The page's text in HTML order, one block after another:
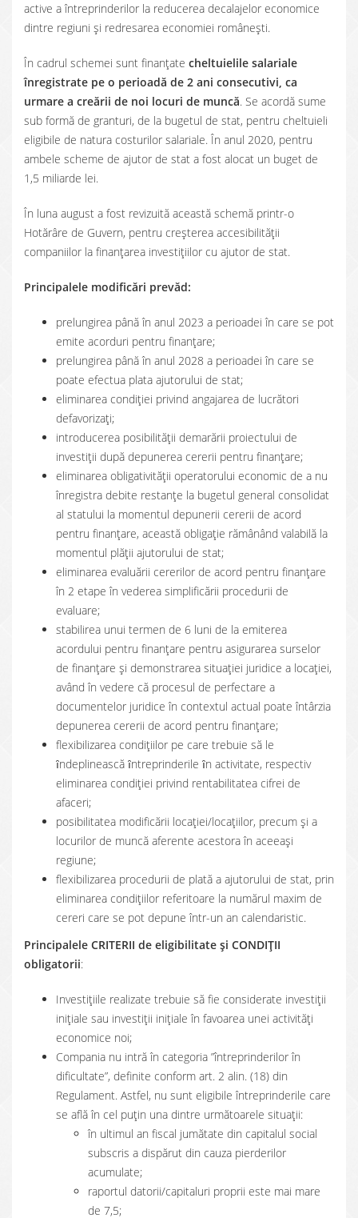
active a întreprinderilor la reducerea decalajelor economice
dintre regiuni şi redresarea economiei româneşti.
În cadrul schemei sunt finanțate cheltuielile salariale
înregistrate pe o perioadă de 2 ani consecutivi, ca
urmare a creării de noi locuri de muncă. Se acordă sume
sub formă de granturi, de la bugetul de stat, pentru cheltuieli
eligibile de natura costurilor salariale. În anul 2020, pentru
ambele scheme de ajutor de stat a fost alocat un buget de
1,5 miliarde lei.
În luna august a fost revizuită această schemă printr-o
Hotărâre de Guvern, pentru creșterea accesibilității
companiilor la finanțarea investițiilor cu ajutor de stat.
Principalele modificări prevăd:
prelungirea până în anul 2023 a perioadei în care se pot
emite acorduri pentru finanţare;
prelungirea până în anul 2028 a perioadei în care se
poate efectua plata ajutorului de stat;
eliminarea condiției privind angajarea de lucrători
defavorizați;
introducerea posibilității demarării proiectului de
investiții după depunerea cererii pentru finanțare;
eliminarea obligativității operatorului economic de a nu
înregistra debite restanțe la bugetul general consolidat
al statului la momentul depunerii cererii de acord
pentru finanțare, această obligație rămânând valabilă la
momentul plății ajutorului de stat;
eliminarea evaluării cererilor de acord pentru finanţare
în 2 etape în vederea simplificării procedurii de
evaluare;
stabilirea unui termen de 6 luni de la emiterea
acordului pentru finanţare pentru asigurarea surselor
de finanţare şi demonstrarea situaţiei juridice a locaţiei,
având în vedere că procesul de perfectare a
documentelor juridice în contextul actual poate întârzia
depunerea cererii de acord pentru finanţare;
flexibilizarea condiţiilor pe care trebuie să le
ȋndeplinească ȋntreprinderile ȋn activitate, respectiv
eliminarea condiției privind rentabilitatea cifrei de
afaceri;
posibilitatea modificării locației/locațiilor, precum și a
locurilor de muncă aferente acestora în aceeași
regiune;
flexibilizarea procedurii de plată a ajutorului de stat, prin
eliminarea condițiilor referitoare la numărul maxim de
cereri care se pot depune într-un an calendaristic.
Principalele CRITERII de eligibilitate și CONDIȚII
obligatorii:
Investițiile realizate trebuie să fie considerate investiții
inițiale sau investiții inițiale în favoarea unei activități
economice noi;
Compania nu intră în categoria ”întreprinderilor în
dificultate”, definite conform art. 2 alin. (18) din
Regulament. Astfel, nu sunt eligibile întreprinderile care
se află în cel puțin una dintre următoarele situații:
în ultimul an fiscal jumătate din capitalul social
subscris a dispărut din cauza pierderilor
acumulate;
raportul datorii/capitaluri proprii este mai mare
de 7,5;